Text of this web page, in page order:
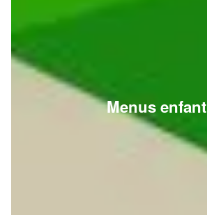
Menus enfant